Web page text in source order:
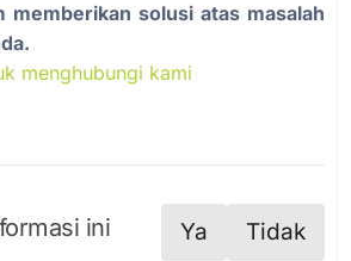
memberikan solusi atas masalah
menghubungi kami
ini
Ya Tidak